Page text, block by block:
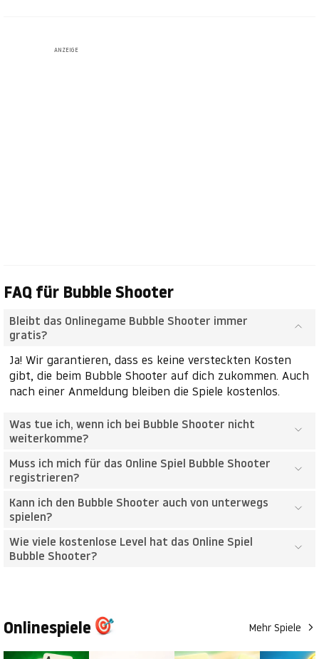
ANZEIGE
FAQ für Bubble Shooter
Bleibt das Onlinegame Bubble Shooter immer
gratis?
Ja! Wir garantieren, dass es keine versteckten Kosten
gibt, die beim Bubble Shooter auf dich zukommen. Auch
nach einer Anmeldung bleiben die Spiele kostenlos.
Was tue ich, wenn ich bei Bubble Shooter nicht
weiterkomme?
Muss ich mich für das Online Spiel Bubble Shooter
registrieren?
Kann ich den Bubble Shooter auch von unterwegs
spielen?
Wie viele kostenlose Level hat das Online Spiel
Bubble Shooter?
Onlinespiele Mehr Spiele